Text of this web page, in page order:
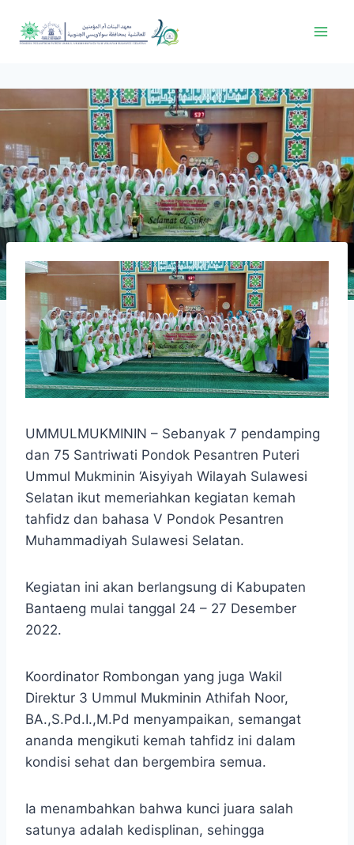
UMMULMUKMININ – Sebanyak 7 pendamping
dan 75 Santriwati Pondok Pesantren Puteri
Ummul Mukminin ‘Aisyiyah Wilayah Sulawesi
Selatan ikut memeriahkan kegiatan kemah
tahfidz dan bahasa V Pondok Pesantren
Muhammadiyah Sulawesi Selatan.
Kegiatan ini akan berlangsung di Kabupaten
Bantaeng mulai tanggal 24 – 27 Desember
2022.
Koordinator Rombongan yang juga Wakil
Direktur 3 Ummul Mukminin Athifah Noor,
BA.,S.Pd.I.,M.Pd menyampaikan, semangat
ananda mengikuti kemah tahfidz ini dalam
kondisi sehat dan bergembira semua.
Ia menambahkan bahwa kunci juara salah
satunya adalah kedisplinan, sehingga